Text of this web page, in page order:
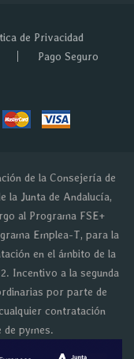
de Privacidad
Pago Seguro
de la Consejería de
la Junta de Andalucía,
al Programa FSE+
Emplea-T, para la
en el ámbito de la
Incentivo a la segunda
por parte de
contratación
pymes.